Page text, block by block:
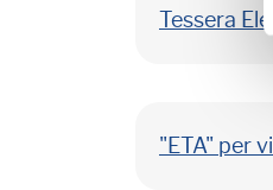
Tessera
"ETA" per